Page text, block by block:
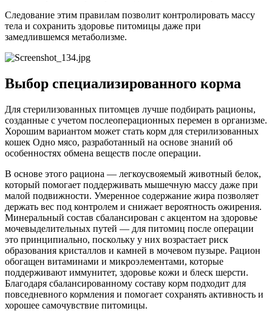
Следование этим правилам позволит контролировать массу
тела и сохранить здоровье питомицы даже при
замедлившемся метаболизме.
Выбор специализированного корма
Для стерилизованных питомцев лучше подбирать рационы,
созданные с учетом послеоперационных перемен в организме.
Хорошим вариантом может стать корм для стерилизованных
кошек Одно мясо, разработанный на основе знаний об
особенностях обмена веществ после операции.
В основе этого рациона — легкоусвояемый животный белок,
который помогает поддерживать мышечную массу даже при
малой подвижности. Умеренное содержание жира позволяет
держать вес под контролем и снижает вероятность ожирения.
Минеральный состав сбалансирован с акцентом на здоровье
мочевыделительных путей — для питомиц после операции
это принципиально, поскольку у них возрастает риск
образования кристаллов и камней в мочевом пузыре. Рацион
обогащен витаминами и микроэлементами, которые
поддерживают иммунитет, здоровье кожи и блеск шерсти.
Благодаря сбалансированному составу корм подходит для
повседневного кормления и помогает сохранять активность и
хорошее самочувствие питомицы.